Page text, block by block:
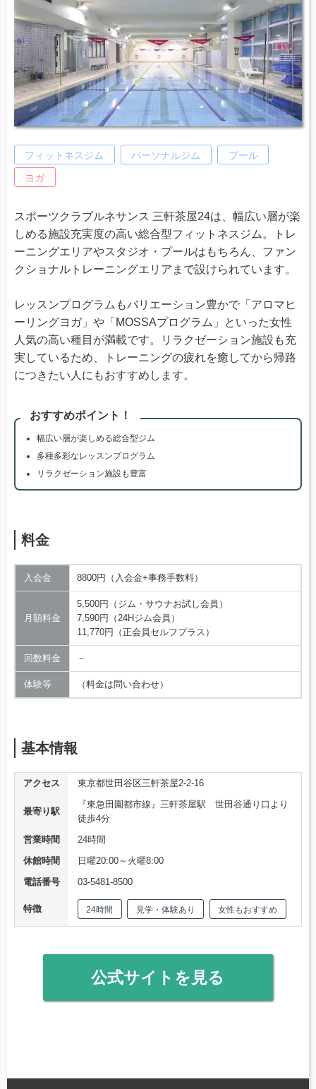
フィットネスジム パーソナルジム プール
ヨガ
スポーツクラブルネサンス 三軒茶屋24は、幅広い層が楽
しめる施設充実度の高い総合型フィットネスジム。トレ
ーニングエリアやスタジオ・プールはもちろん、ファン
クショナルトレーニングエリアまで設けられています。
レッスンプログラムもバリエーション豊かで「アロマヒ
ーリングヨガ」や「MOSSAプログラム」といった女性
人気の高い種目が満載です。リラクゼーション施設も充
実しているため、トレーニングの疲れを癒してから帰路
につきたい人にもおすすめします。
おすすめポイント！
幅広い層が楽しめる総合型ジム
多種多彩なレッスンプログラム
リラクゼーション施設も豊富
料金
入会金 8800円（入会金+事務手数料）
月額料金
5,500円（ジム・サウナお試し会員）
7,590円（24Hジム会員）
11,770円（正会員セルフプラス）
回数料金 －
体験等 （料金は問い合わせ）
基本情報
アクセス 東京都世田谷区三軒茶屋2-2-16
最寄り駅
『東急田園都市線』三軒茶屋駅 世田谷通り口より
徒歩4分
営業時間
24時間
休館時間
日曜20:00～火曜8:00
電話番号
03-5481-8500
特徴 24時間 見学・体験あり 女性もおすすめ
公式サイトを見る